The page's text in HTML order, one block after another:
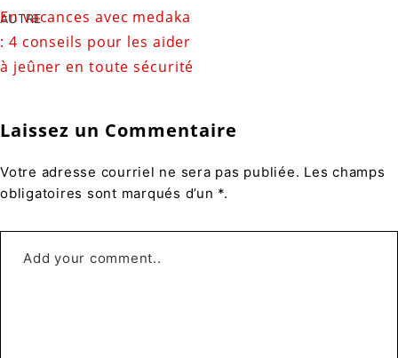
AUTRE
En vacances avec medaka
: 4 conseils pour les aider
à jeûner en toute sécurité
Laissez un Commentaire
Votre adresse courriel ne sera pas publiée. Les champs
obligatoires sont marqués d’un *.